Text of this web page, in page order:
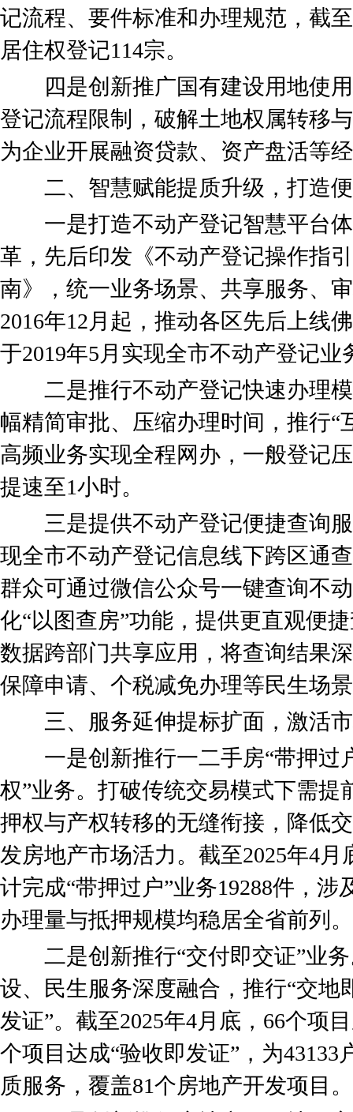
记流程、要件标准和办理规范，截
居住权登记114宗。
四是创新推广国有建设用地使用
登记流程限制，破解土地权属转移
为企业开展融资贷款、资产盘活等
二、智慧赋能提质升级，打造便
一是打造不动产登记智慧平台体
革，先后印发《不动产登记操作指
南》，统一业务场景、共享服务、
2016年12月起，推动各区先后上线
于2019年5月实现全市不动产登记业
二是推行不动产登记快速办理模
幅精简审批、压缩办理时间，推行“
高频业务实现全程网办，一般登记
提速至1小时。
三是提供不动产登记便捷查询服
现全市不动产登记信息线下跨区通
群众可通过微信公众号一键查询不
化“以图查房”功能，提供更直观便
数据跨部门共享应用，将查询结果
保障申请、个税减免办理等民生场
三、服务延伸提标扩面，激活市
一是创新推行一二手房“带押过
权”业务。打破传统交易模式下需提
押权与产权转移的无缝衔接，降低
发房地产市场活力。截至2025年4
计完成“带押过户”业务19288件，涉
办理量与抵押规模均稳居全省前列。
二是创新推行“交付即交证”业务
设、民生服务深度融合，推行“交地
发证”。截至2025年4月底，66个项
个项目达成“验收即发证”，为43133
质服务，覆盖81个房地产开发项目。